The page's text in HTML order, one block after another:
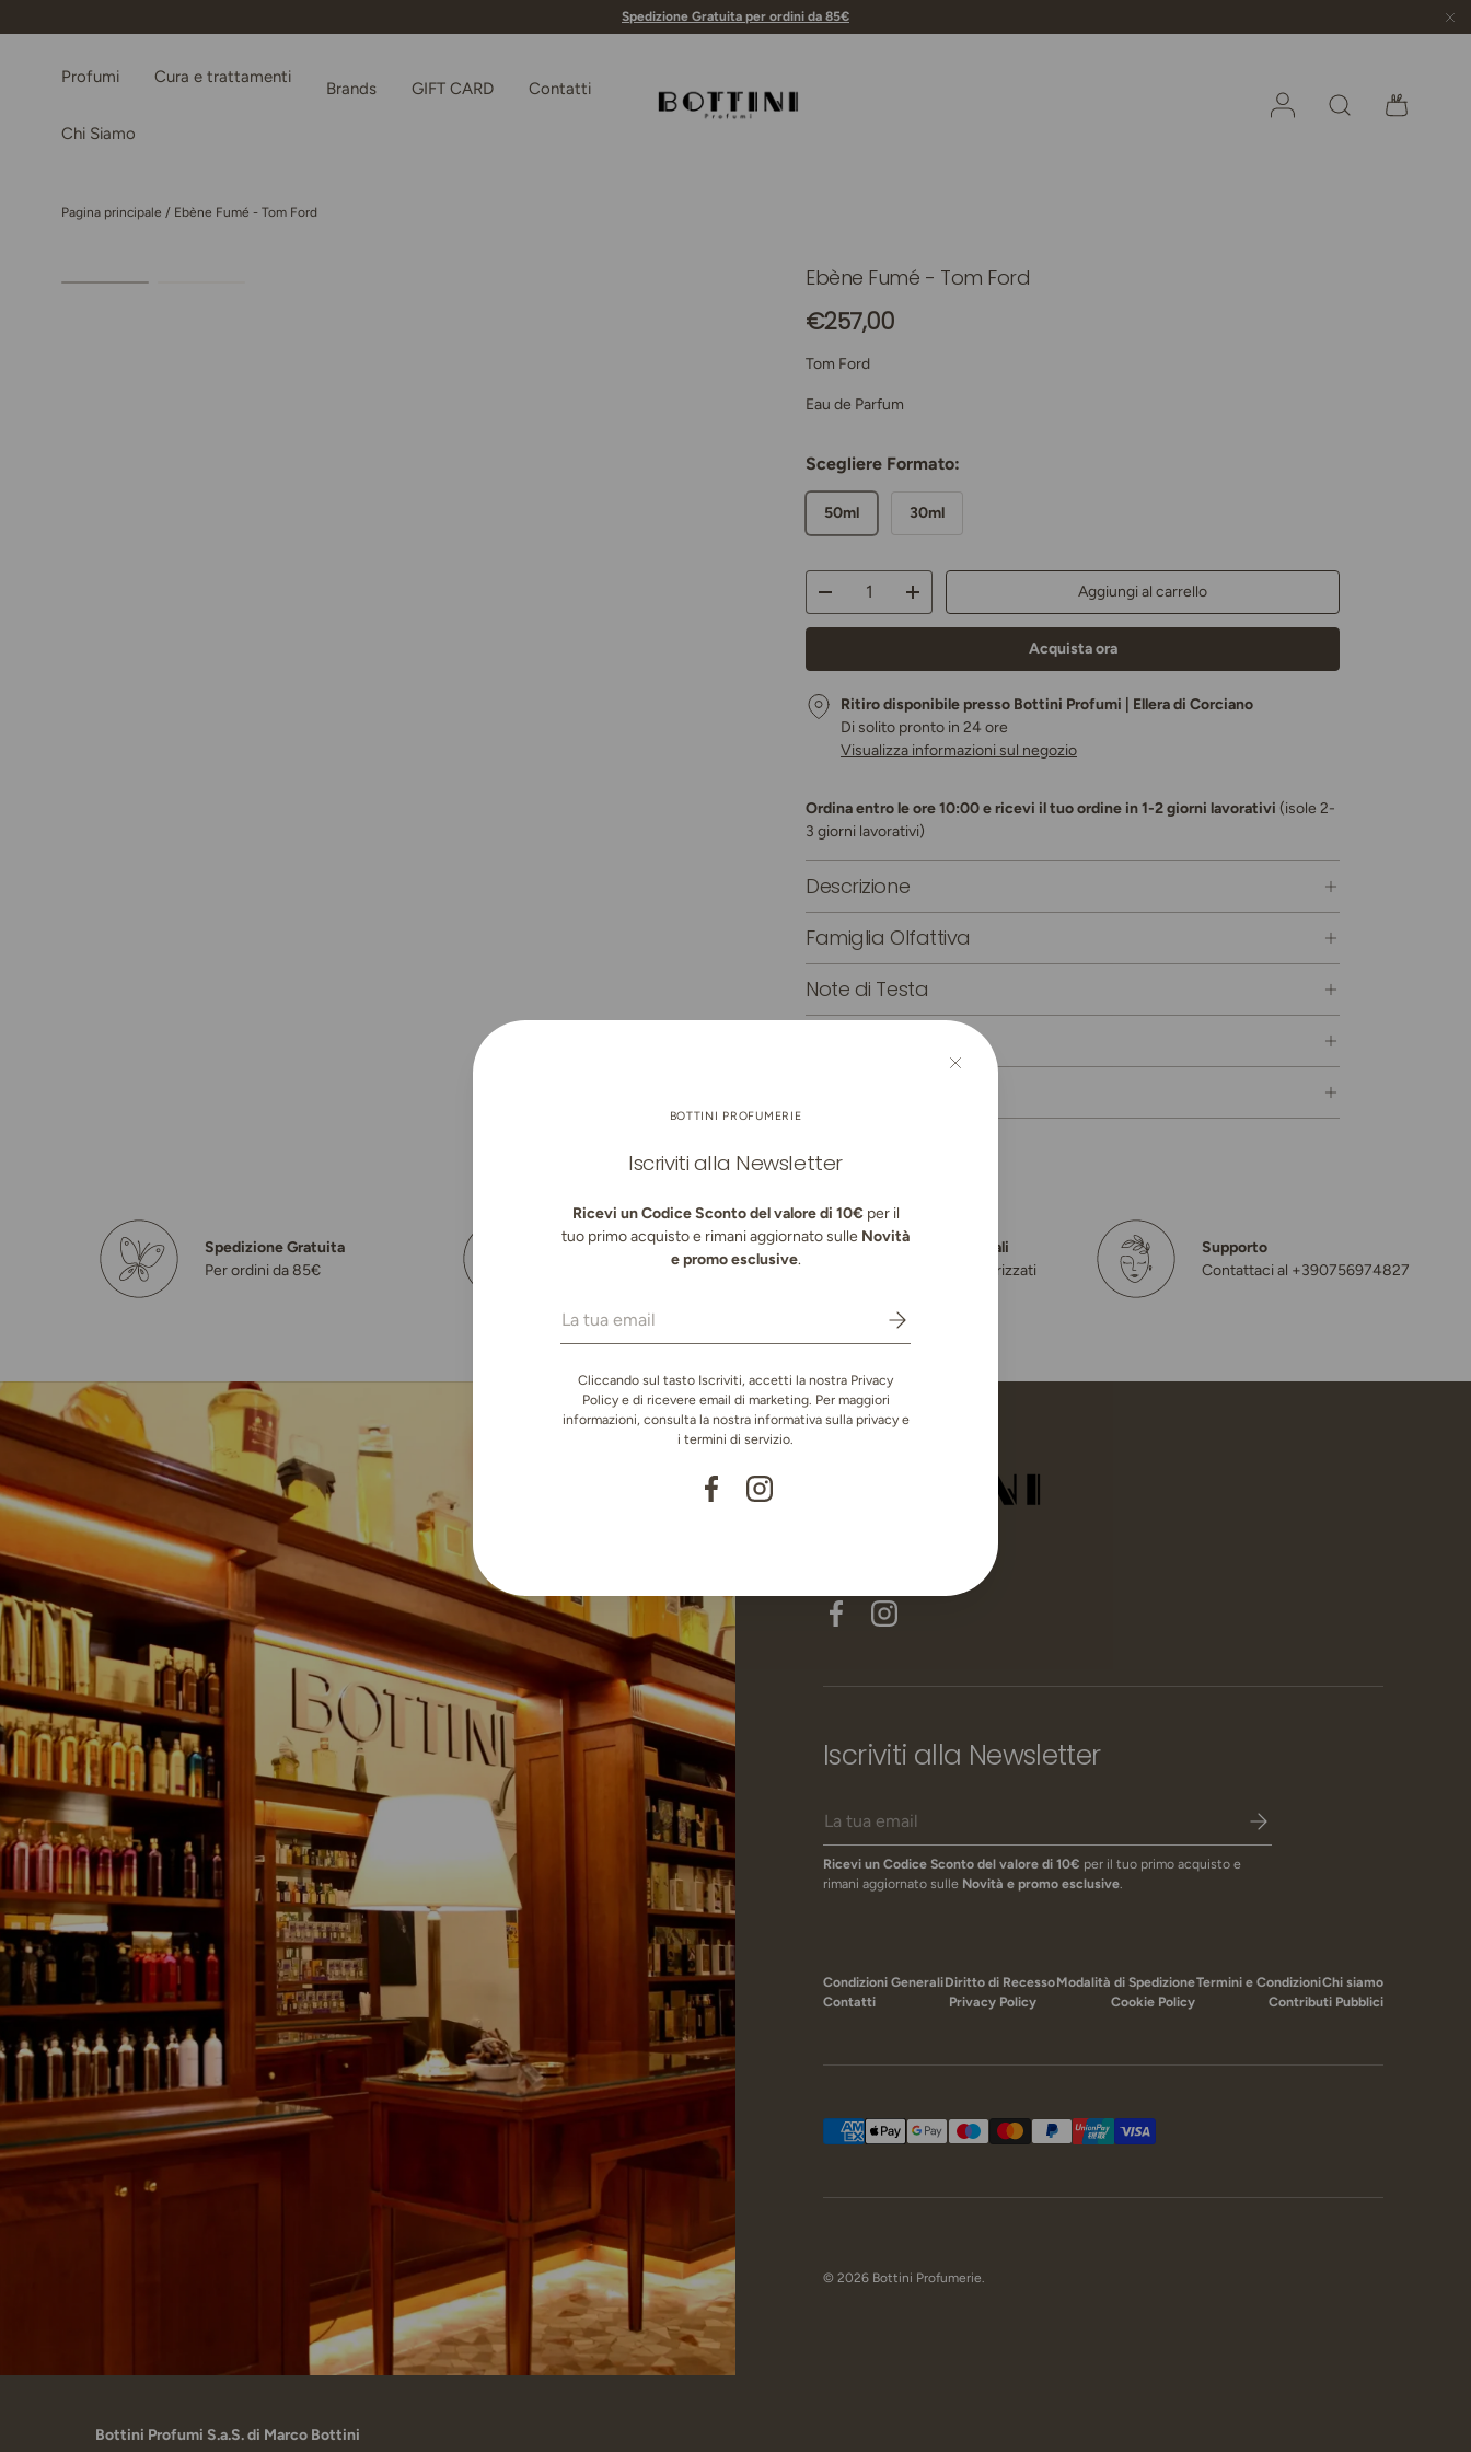
Passa ai contenuti
Spedizione Gratuita per ordini da 85€
Profumi Cura e trattamenti
Brands GIFT CARD Contatti
Chi Siamo
Accedi Cerca
Pagina principale / Ebène Fumé - Tom Ford
Passa alle informazioni sul prodotto Ebène Fumé - Tom Ford
Prezzo normale
€257,00
Tom Ford
Eau de Parfum
Scegliere Formato:
50ml 30ml
Diminuire la quantitàAumenta la quantità
Aggiungi al carrello
Acquista ora
Ritiro disponibile presso Bottini Profumi | Ellera di Corciano
Di solito pronto in 24 ore
Visualizza informazioni sul negozio
Ordina entro le ore 10:00 e ricevi il tuo ordine in 1-2 giorni lavorativi (isole 2-
3 giorni lavorativi)
Descrizione
Famiglia Olfattiva
Note di Testa
Spedizione Gratuita
Per ordini da 85€
Reso Facile
Prodotti Originali
Rivenditori autorizzati
Supporto
Contattaci al +390756974827
BOTTINI PROFUMERIE
Iscriviti alla Newsletter
Ricevi un Codice Sconto del valore di 10€ per il
tuo primo acquisto e rimani aggiornato sulle Novità
e promo esclusive.
Email
Cliccando sul tasto Iscriviti, accetti la nostra Privacy
Policy e di ricevere email di marketing. Per maggiori
informazioni, consulta la nostra informativa sulla privacy e
i termini di servizio.
FacebookInstagram
FacebookInstagram
Iscriviti alla Newsletter
Email
Ricevi un Codice Sconto del valore di 10€ per il tuo primo acquisto e
rimani aggiornato sulle Novità e promo esclusive
Condizioni GeneraliDiritto di RecessoModalità di SpedizioneTermini e CondizioniChi siamo
Contatti
Privacy Policy Cookie Policy Contributi Pubblici
Metodi di pagamento accettati
© 2026 Bottini Profumerie
Bottini Profumi S.a.S. di Marco Bottini